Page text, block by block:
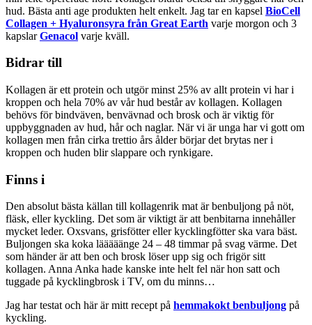
hud. Bästa anti age produkten helt enkelt. Jag tar en kapsel BioCell
Collagen + Hyaluronsyra från Great Earth varje morgon och 3
kapslarGenacol varje kväll.
Bidrar till
Kollagen är ett protein och utgör minst 25% av allt protein vi har i
kroppen och hela 70% av vår hud består av kollagen. Kollagen
behövs för bindväven, benvävnad och brosk och är viktig för
uppbyggnaden av hud, hår och naglar. När vi är unga har vi gott om
kollagen men från cirka trettio års ålder börjar det brytas ner i
kroppen och huden blir slappare och rynkigare.
Finns i
Den absolut bästa källan till kollagenrik mat är benbuljong på nöt,
fläsk, eller kyckling. Det som är viktigt är att benbitarna innehåller
mycket leder. Oxsvans, grisfötter eller kycklingfötter ska vara bäst.
Buljongen ska koka lääääänge 24 – 48 timmar på svag värme. Det
som händer är att ben och brosk löser upp sig och frigör sitt
kollagen. Anna Anka hade kanske inte helt fel när hon satt och
tuggade på kycklingbrosk i TV, om du minns…
Jag har testat och här är mitt recept på hemmakokt benbuljong på
kyckling.